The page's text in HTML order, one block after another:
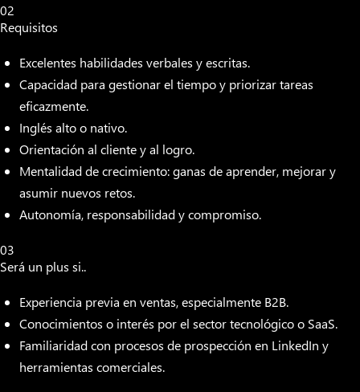
02
Requisitos
Excelentes habilidades verbales y escritas.
Capacidad para gestionar el tiempo y priorizar tareas
eficazmente.
Inglés alto o nativo.
Orientación al cliente y al logro.
Mentalidad de crecimiento: ganas de aprender, mejorar y
asumir nuevos retos.
Autonomía, responsabilidad y compromiso.
03
Será un plus si..
Experiencia previa en ventas, especialmente B2B.
Conocimientos o interés por el sector tecnológico o SaaS.
Familiaridad con procesos de prospección en LinkedIn y
herramientas comerciales.